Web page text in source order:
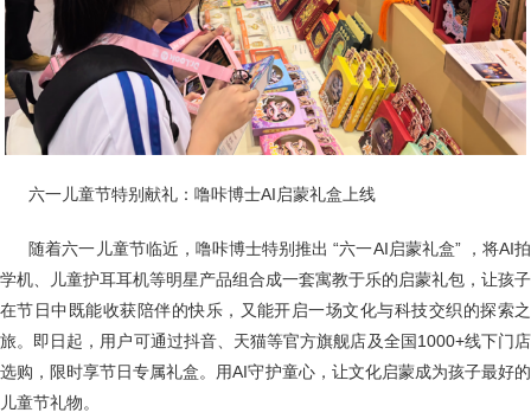
六一儿童节特别献礼：噜咔博士AI启蒙礼盒上线
随着六一儿童节临近，噜咔博士特别推出 “六一AI启蒙礼盒” ，将AI拍
学机、儿童护耳耳机等明星产品组合成一套寓教于乐的启蒙礼包，让孩子
在节日中既能收获陪伴的快乐，又能开启一场文化与科技交织的探索之
旅。即日起，用户可通过抖音、天猫等官方旗舰店及全国1000+线下门店
选购，限时享节日专属礼盒。用AI守护童心，让文化启蒙成为孩子最好的
儿童节礼物。